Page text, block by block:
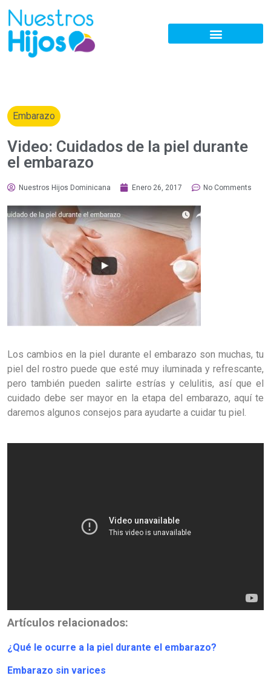
Embarazo
Video: Cuidados de la piel durante
el embarazo
Nuestros Hijos Dominicana Enero 26, 2017 No Comments
Los cambios en la piel durante el embarazo son muchas, tu
piel del rostro puede que esté muy iluminada y refrescante,
pero también pueden salirte estrías y celulitis, así que el
cuidado debe ser mayor en la etapa del embarazo, aquí te
daremos algunos consejos para ayudarte a cuidar tu piel.
Artículos relacionados:
¿Qué le ocurre a la piel durante el embarazo?
Embarazo sin varices